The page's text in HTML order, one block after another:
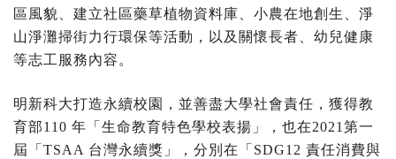
區風貌、建立社區藥草植物資料庫、小農在地創生、淨
山淨灘掃街力行環保等活動，以及關懷長者、幼兒健康
等志工服務內容。
明新科大打造永續校園，並善盡大學社會責任，獲得教
育部110 年「生命教育特色學校表揚」，也在2021第一
屆「TSAA 台灣永續獎」，分別在「SDG12 責任消費與